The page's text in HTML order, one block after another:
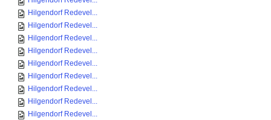
Hilgendorf Redevel...
Hilgendorf Redevel...
Hilgendorf Redevel...
Hilgendorf Redevel...
Hilgendorf Redevel...
Hilgendorf Redevel...
Hilgendorf Redevel...
Hilgendorf Redevel...
Hilgendorf Redevel...